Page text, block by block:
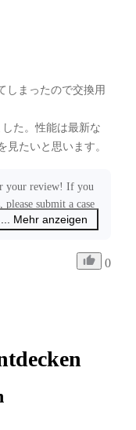
しまったので交換用
た。性能は最新な
your review! If you
submit a case
more than
... Mehr anzeigen
0